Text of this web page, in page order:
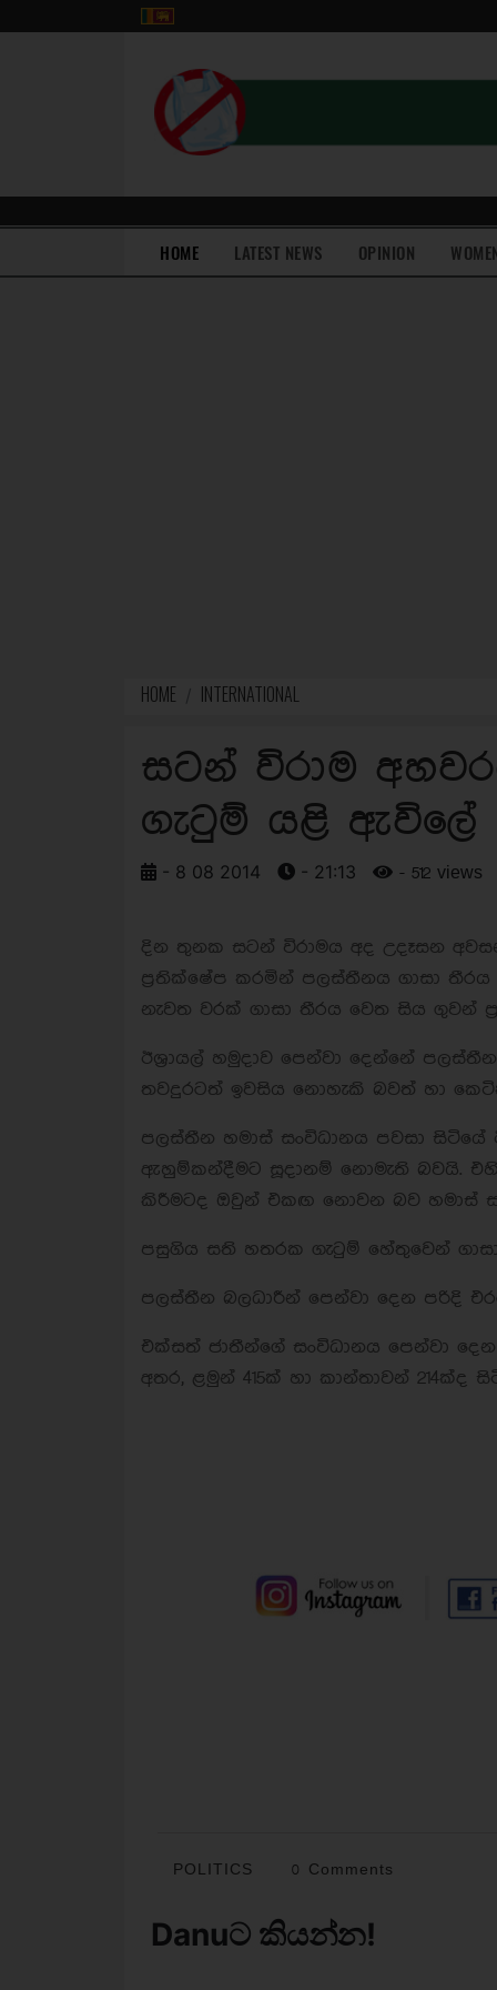
HOME(current)LATEST NEWS OPINION
HOME INTERNATIONAL
සටන් විරාම
ගැටුම් යළි ඇවිලේ
- 8 08 2014 - 21:13 - 512 views
දින තුනක සටන් විරාමය අද උදෑසන
ප්‍රතික්ෂේප කරමින් පලස්තීනය ගාසා
නැවත වරක් ගාසා තීරය වෙත සිය ගුවන්
ඊශ්‍රායල් හමුදාව පෙන්වා දෙන්නේ
තවදුරටත් ඉවසිය නොහැකි බවත් හා
පලස්තීන හමාස් සංවිධානය පවසා සිටියේ
ඇහුම්කන්දීමට සූදානම් නොමැති බවයි.
කිරීමටද ඔවුන් එකඟ නොවන බව හමාස්
පසුගිය සති හතරක ගැටුම් හේතුවෙන්
පලස්තීන බලධාරීන් පෙන්වා දෙන පරිදි
එක්සත් ජාතීන්ගේ සංවිධානය පෙන්වා
අතර, ළමුන් 415ක් හා කාන්තාවන් 214ක්ද
POLITICS 0 Comments